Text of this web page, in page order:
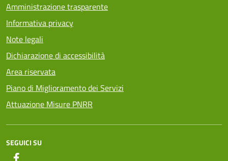
Amministrazione trasparente
Informativa privacy
Note legali
Dichiarazione di accessibilità
Area riservata
Piano di Miglioramento dei Servizi
Attuazione Misure PNRR
SEGUICI SU